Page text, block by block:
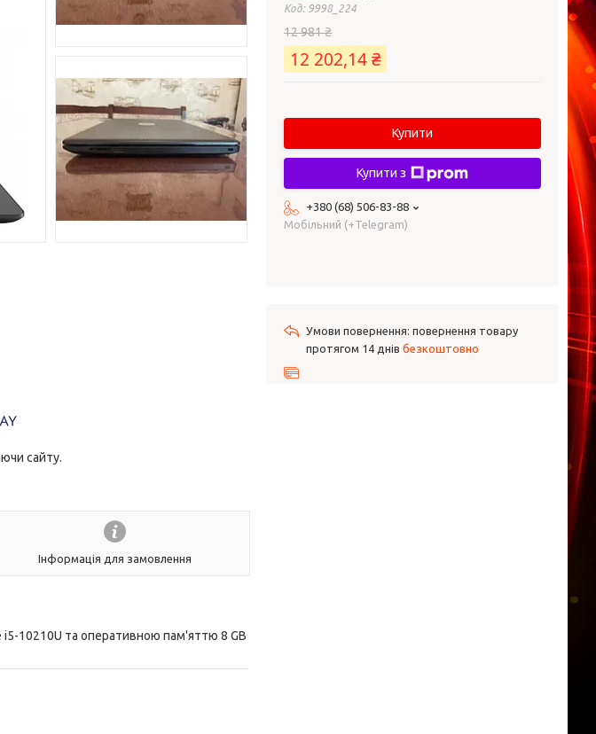
сайту.
Інформація для замовлення
i5-10210U та оперативною пам'яттю 8 GB
Код: 9998_224
12 981 ₴
12 202,14 ₴
Купити
Купити з
+380 (68) 506-83-88
Мобільний (+Telegram)
повернення товару
протягом 14 днів безкоштовно